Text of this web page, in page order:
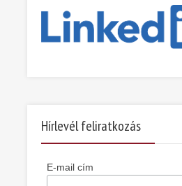
Hírlevél feliratkozás
E-mail cím